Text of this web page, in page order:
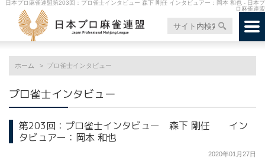
日本プロ麻雀連盟第203回：プロ雀士インタビュー 森下 剛任 インタビュアー：岡本 和也 - 日本プ
ロ麻雀連盟
ホーム プロ雀士インタビュー
プロ雀士インタビュー
第203回：プロ雀士インタビュー 森下 剛任 イン
タビュアー：岡本 和也
2020年01月27日